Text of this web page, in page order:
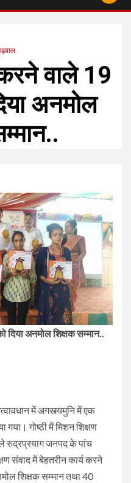
वाले 19
अनमोल
दिया अनमोल शिक्षक सम्मान..
में अगस्त्यमुनि में एक
गया। गोष्ठी में मिशन शिक्षण
रुद्रप्रयाग जनपद के पांच
संवाद में बेहतरीन कार्य करने
शिक्षक सम्मान तथा 40